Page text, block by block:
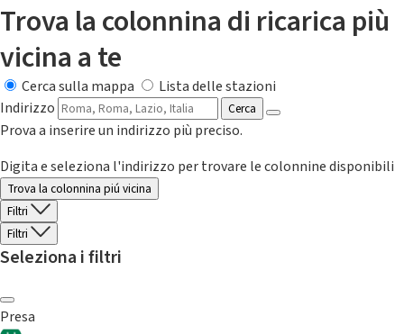
Trova la colonnina di ricarica più
vicina a te
Cerca sulla mappa
Lista delle stazioni
Indirizzo
Cerca
Prova a inserire un indirizzo più preciso.
Digita e seleziona l'indirizzo per trovare le colonnine disponibili
Trova la colonnina piú vicina
Filtri
Filtri
Seleziona i filtri
Presa